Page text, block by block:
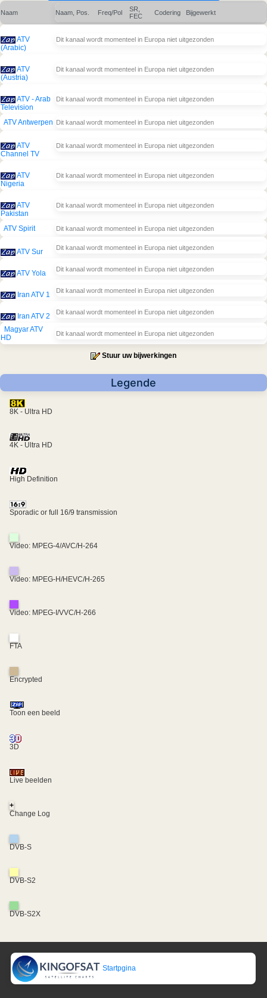
Naam Naam, Pos. Freq/Pol
SR,
FEC
Codering Bijgewerkt
ATV
(Arabic)
Dit kanaal wordt momenteel in Europa niet uitgezonden
ATV
(Austria)
Dit kanaal wordt momenteel in Europa niet uitgezonden
ATV - Arab
Television
Dit kanaal wordt momenteel in Europa niet uitgezonden
ATV Antwerpen Dit kanaal wordt momenteel in Europa niet uitgezonden
ATV
Channel TV
Dit kanaal wordt momenteel in Europa niet uitgezonden
ATV
Nigeria
Dit kanaal wordt momenteel in Europa niet uitgezonden
ATV
Pakistan
Dit kanaal wordt momenteel in Europa niet uitgezonden
ATV Spirit Dit kanaal wordt momenteel in Europa niet uitgezonden
ATV Sur Dit kanaal wordt momenteel in Europa niet uitgezonden
ATV Yola Dit kanaal wordt momenteel in Europa niet uitgezonden
Iran ATV 1 Dit kanaal wordt momenteel in Europa niet uitgezonden
Iran ATV 2 Dit kanaal wordt momenteel in Europa niet uitgezonden
Magyar ATV
HD
Dit kanaal wordt momenteel in Europa niet uitgezonden
Stuur uw bijwerkingen
Legende
8K - Ultra HD
4K - Ultra HD
High Definition
Sporadic or full 16/9 transmission
Video: MPEG-4/AVC/H-264
Video: MPEG-H/HEVC/H-265
Video: MPEG-I/VVC/H-266
FTA
Encrypted
Toon een beeld
3D
Live beelden
+
Change Log
DVB-S
DVB-S2
DVB-S2X
Startpgina